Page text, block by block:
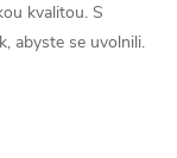
kvalitou. S
abyste se uvolnili.